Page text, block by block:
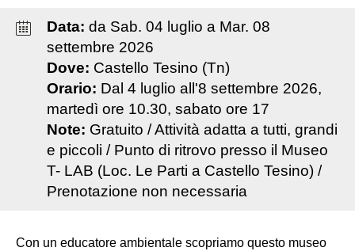
Data: da Sab. 04 luglio a Mar. 08
settembre 2026
Dove: Castello Tesino (Tn)
Orario: Dal 4 luglio all'8 settembre 2026,
martedì ore 10.30, sabato ore 17
Note: Gratuito / Attività adatta a tutti, grandi
e piccoli / Punto di ritrovo presso il Museo
T- LAB (Loc. Le Parti a Castello Tesino) /
Prenotazione non necessaria
Con un educatore ambientale scopriamo questo museo